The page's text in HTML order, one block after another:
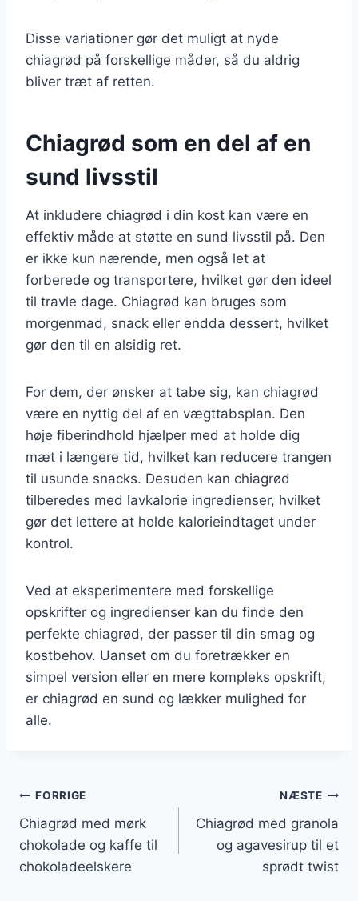
Disse variationer gør det muligt at nyde
chiagrød på forskellige måder, så du aldrig
bliver træt af retten.
Chiagrød som en del af en
sund livsstil
At inkludere chiagrød i din kost kan være en
effektiv måde at støtte en sund livsstil på. Den
er ikke kun nærende, men også let at
forberede og transportere, hvilket gør den ideel
til travle dage. Chiagrød kan bruges som
morgenmad, snack eller endda dessert, hvilket
gør den til en alsidig ret.
For dem, der ønsker at tabe sig, kan chiagrød
være en nyttig del af en vægttabsplan. Den
høje fiberindhold hjælper med at holde dig
mæt i længere tid, hvilket kan reducere trangen
til usunde snacks. Desuden kan chiagrød
tilberedes med lavkalorie ingredienser, hvilket
gør det lettere at holde kalorieindtaget under
kontrol.
Ved at eksperimentere med forskellige
opskrifter og ingredienser kan du finde den
perfekte chiagrød, der passer til din smag og
kostbehov. Uanset om du foretrækker en
simpel version eller en mere kompleks opskrift,
er chiagrød en sund og lækker mulighed for
alle.
Indlægsnavigation
FORRIGE
Chiagrød med mørk
chokolade og kaffe til
chokoladeelskere
NÆSTE
Chiagrød med granola
og agavesirup til et
sprødt twist